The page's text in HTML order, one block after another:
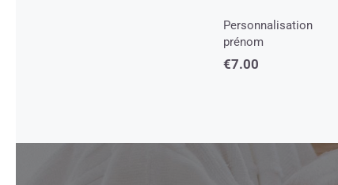
Personnalisation
prénom
€7.00